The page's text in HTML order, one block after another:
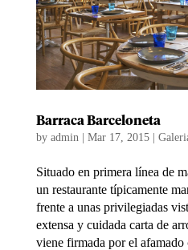
Barraca Barceloneta
by admin | Mar 17, 2015|
Situado en primera línea de
un restaurante típicamente
frente a unas privilegiadas
extensa y cuidada carta de
viene firmada por el